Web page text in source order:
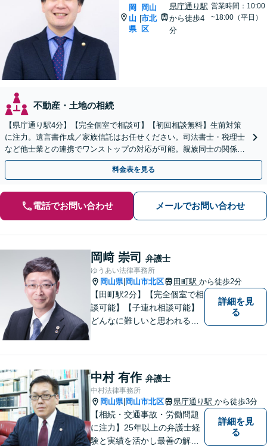
岡
山
県
|
岡山
市北
区
県庁通り駅
から徒歩4
分
営業時間：10:00
~18:00（平日）
不動産・土地の相続
【県庁通り駅4分】【完全個室で相談可】【初回相談無料】生前対策
に注力。遺言書作成／家族信託はお任せください。司法書士・税理士
など他士業との連携でワンストップの対応が可能。親族同士の関係を
守るためにも、お早めにご相談を。【夜間・休日相談可能】
料金表を見る
電話でお問い合わせ メールでお問い合わせ
岡﨑 崇司 弁護士
ゆうあい法律事務所
岡山県| 岡山市北区 田町駅 から徒歩2分
【田町駅2分】【完全個室で相
談可能】【子連れ相談可能】
どんなに難しいと思われる案
ている皆さまの現状を良い方
向に変化させることができる
ように全力を尽くします。
詳細を見
る
中村 有作 弁護士
中村法律事務所
岡山県| 岡山市北区 県庁通り駅 から徒歩3分
【相続・交通事故・労働問題
に注力】25年以上の弁護士経
験と実績を活かし最善の解決
詳細を見
る